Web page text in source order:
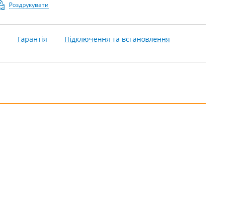
Роздрукувати
Гарантія Підключення та встановлення